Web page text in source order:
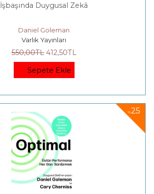
İşbaşında Duygusal Zekâ
Daniel Goleman
Varlık Yayınları
550,00TL 412,50TL
Sepete Ekle
%25